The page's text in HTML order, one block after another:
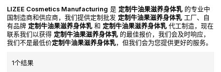
LIZEE Cosmetics Manufacturing 是 定制牛油果滋养身体乳 的专业中
国制造商和供应商，我们提供定制批发 定制牛油果滋养身体乳 工厂、自
有品牌 定制牛油果滋养身体乳 和 定制牛油果滋养身体乳 代工制造，现在
联系我们以获得 定制牛油果滋养身体乳 的最佳报价，我们会及时响应，
我们不是最低价定制牛油果滋养身体乳，但我们会为您提供更好的服务。
1个结果